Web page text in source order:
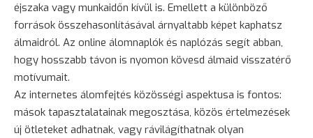
éjszaka vagy munkaidőn kívül is. Emellett a különböző
források összehasonlításával árnyaltabb képet kaphatsz
álmaidról. Az online álomnaplók és naplózás segít abban,
hogy hosszabb távon is nyomon kövesd álmaid visszatérő
motívumait.
Az internetes álomfejtés közösségi aspektusa is fontos:
mások tapasztalatainak megosztása, közös értelmezések
új ötleteket adhatnak, vagy rávilágíthatnak olyan